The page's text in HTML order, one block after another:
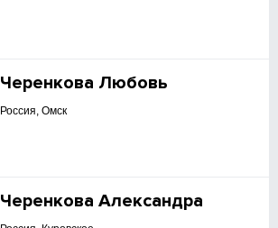
Черенкова Любовь
Россия, Омск
Черенкова Александра